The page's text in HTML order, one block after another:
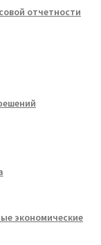
отчетности
экономические